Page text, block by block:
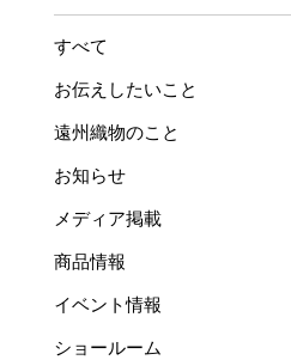
すべて
お伝えしたいこと
遠州織物のこと
お知らせ
メディア掲載
商品情報
イベント情報
ショールーム